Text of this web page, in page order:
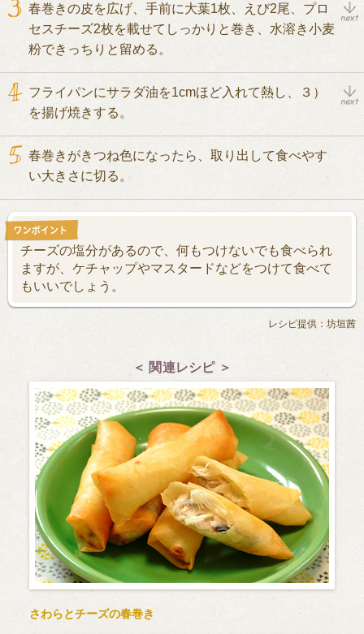
春巻きの皮を広げ、手前に大葉1枚、えび2尾、プロ
セスチーズ2枚を載せてしっかりと巻き、水溶き小麦
粉できっちりと留める。
フライパンにサラダ油を1cmほど入れて熱し、３）
を揚げ焼きする。
春巻きがきつね色になったら、取り出して食べやす
い大きさに切る。
チーズの塩分があるので、何もつけないでも食べられ
ますが、ケチャップやマスタードなどをつけて食べて
もいいでしょう。
レシピ提供：坊垣茜
＜ 関連レシピ ＞
さわらとチーズの春巻き